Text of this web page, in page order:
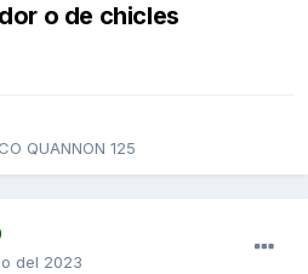
o de chicles
QUANNON 125
del 2023